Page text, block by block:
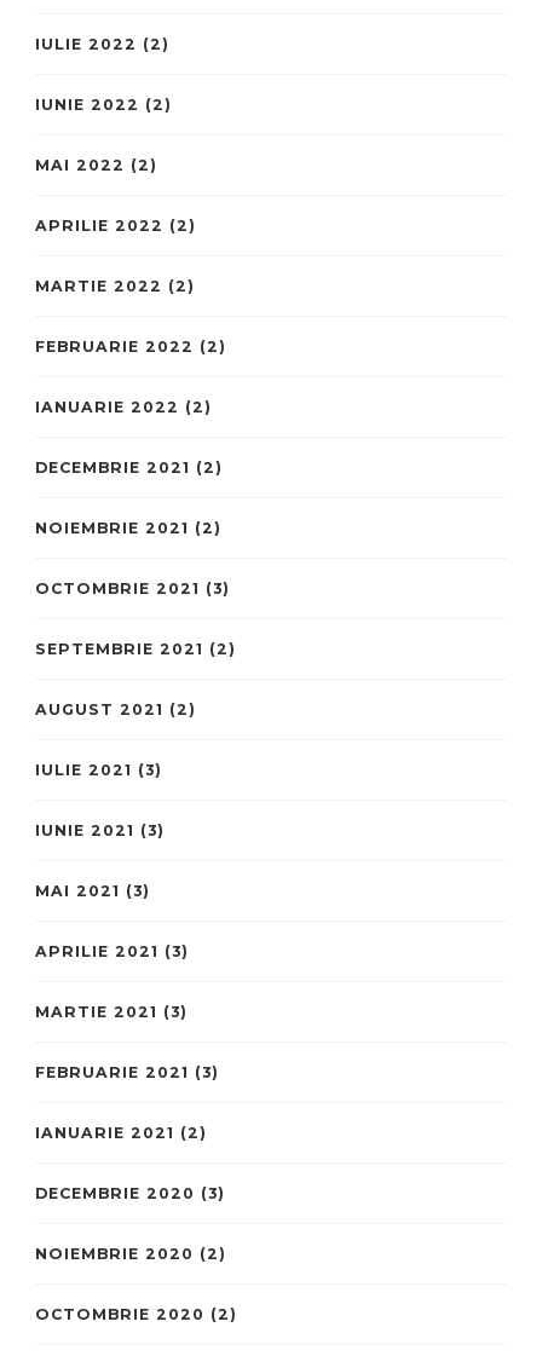
IULIE 2022 (2)
IUNIE 2022 (2)
MAI 2022 (2)
APRILIE 2022 (2)
MARTIE 2022 (2)
FEBRUARIE 2022 (2)
IANUARIE 2022 (2)
DECEMBRIE 2021 (2)
NOIEMBRIE 2021 (2)
OCTOMBRIE 2021 (3)
SEPTEMBRIE 2021 (2)
AUGUST 2021 (2)
IULIE 2021 (3)
IUNIE 2021 (3)
MAI 2021 (3)
APRILIE 2021 (3)
MARTIE 2021 (3)
FEBRUARIE 2021 (3)
IANUARIE 2021 (2)
DECEMBRIE 2020 (3)
NOIEMBRIE 2020 (2)
OCTOMBRIE 2020 (2)